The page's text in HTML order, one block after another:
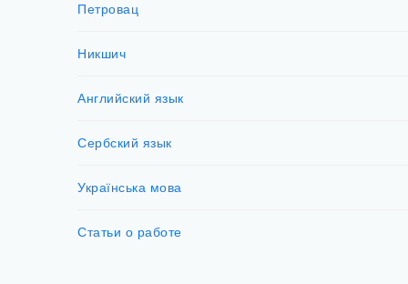
Петровац
Никшич
Английский язык
Сербский язык
Українська мова
Статьи о работе